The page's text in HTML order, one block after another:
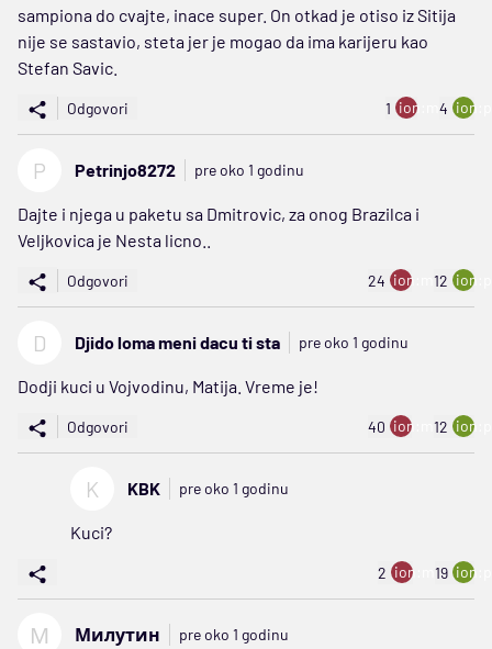
sampiona do cvajte, inace super. On otkad je otiso iz Sitija
nije se sastavio, steta jer je mogao da ima karijeru kao
Stefan Savic.
Odgovori 1 ion:minus
4
P Petrinjo8272 pre oko 1 godinu
Dajte i njega u paketu sa Dmitrovic, za onog Brazilca i
Veljkovica je Nesta licno..
Odgovori 24 ion:minus
12
D Djido loma meni dacu ti sta pre oko 1 godinu
Dodji kuci u Vojvodinu, Matija. Vreme je!
Odgovori 40 ion:minus
12
K KBK pre oko 1 godinu
Kuci?
2 ion:minus
19
М Милутин pre oko 1 godinu